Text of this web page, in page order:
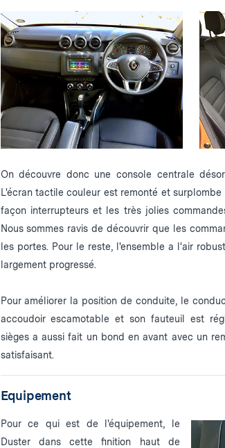
On découvre donc une console centrale
L'écran tactile couleur est remonté et
façon interrupteurs et les très jolies
Nous sommes ravis de découvrir que les
les portes. Pour le reste, l'ensemble a l'air
largement progressé.
Pour améliorer la position de conduite, le
accoudoir escamotable et son fauteuil est
sièges a aussi fait un bond en avant avec un
satisfaisant.
Equipement
Pour ce qui est de l'équipement, le
Duster dans cette finition haut de